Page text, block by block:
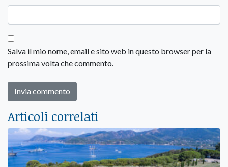
Salva il mio nome, email e sito web in questo browser per la
prossima volta che commento.
Articoli correlati